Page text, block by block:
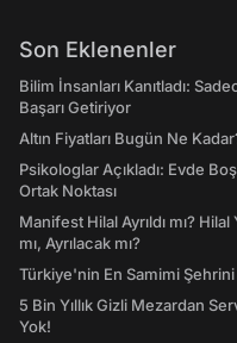
Son Eklenenler
Bilim İnsanları Kanıtladı:
Başarı Getiriyor
Altın Fiyatları Bugün Ne
Psikologlar Açıkladı: Evde
Ortak Noktası
Manifest Hilal Ayrıldı mı?
mı, Ayrılacak mı?
Türkiye'nin En Samimi
5 Bin Yıllık Gizli Mezardan
Yok!